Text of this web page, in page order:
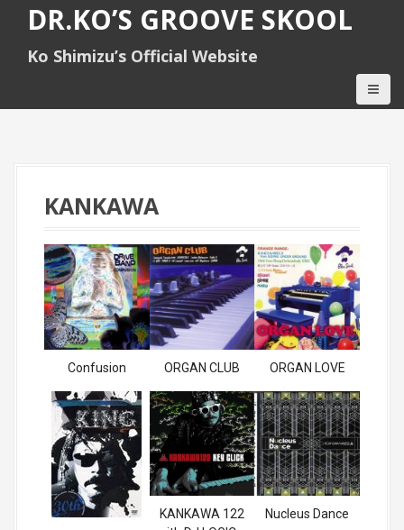
DR.KO’S GROOVE SKOOL
Ko Shimizu’s Official Website
KANKAWA
Confusion ORGAN CLUB ORGAN LOVE
KANKAWA 122
Nucleus Dance